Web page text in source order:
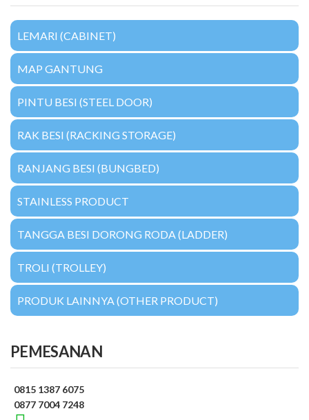
LEMARI (CABINET)
MAP GANTUNG
PINTU BESI (STEEL DOOR)
RAK BESI (RACKING STORAGE)
RANJANG BESI (BUNGBED)
STAINLESS PRODUCT
TANGGA BESI DORONG RODA (LADDER)
TROLI (TROLLEY)
PRODUK LAINNYA (OTHER PRODUCT)
PEMESANAN
0815 1387 6075
0877 7004 7248